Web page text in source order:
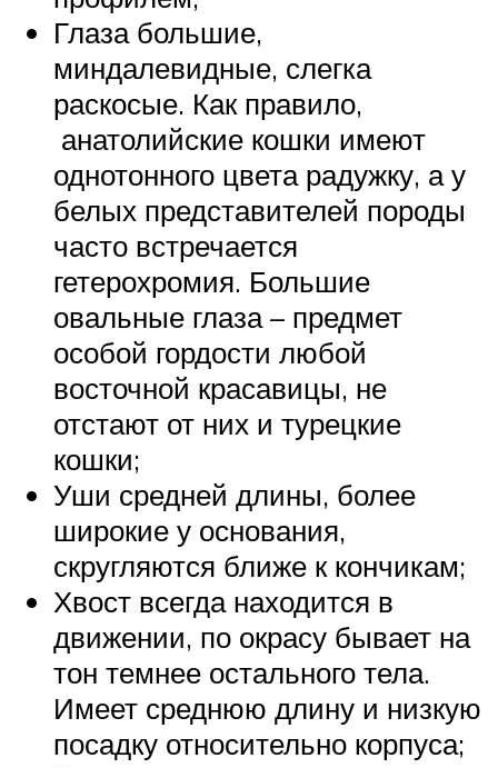
Глаза большие,
миндалевидные, слегка
раскосые. Как правило,
анатолийские кошки имеют
однотонного цвета радужку, а у
белых представителей породы
часто встречается
гетерохромия. Большие
овальные глаза – предмет
особой гордости любой
восточной красавицы, не
отстают от них и турецкие
кошки;
Уши средней длины, более
широкие у основания,
скругляются ближе к кончикам;
Хвост всегда находится в
движении, по окрасу бывает на
тон темнее остального тела.
Имеет среднюю длину и низкую
посадку относительно корпуса;